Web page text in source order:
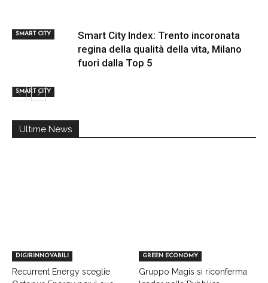
SMART CITY
SMART CITY
Smart City Index: Trento incoronata
regina della qualità della vita, Milano
fuori dalla Top 5
Ultime News
DIGIRINNOVABILI
Recurrent Energy sceglie
GREEN ECONOMY
Gruppo Magis si riconferma